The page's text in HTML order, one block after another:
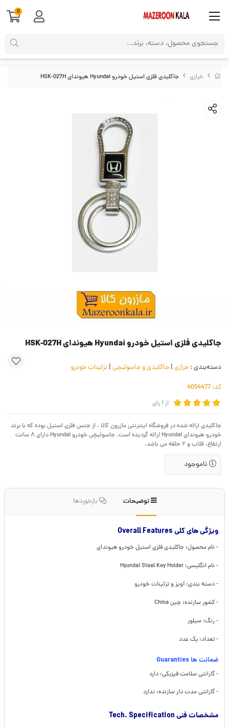
خرازی جاکلیدی فلزی استیل خودرو Hyundai هیوندای HSK-027H
جاکلیدی فلزی استیل خودرو Hyundai هیوندای HSK-027H
دسته‌بندی : خرازی | جاکلیدی و جاسوئیچی | تزئینات خودرو
کد:
از 1رای
جاکلیدی ارائه شده در فروشگاه اینترنتی مازرون کالا ، از جنس فلزی استیل بوده که با برند
خودرو هیوندای Hyundai ارائه گردیده است. جاسوئیچی خودرو Hyundai دارای ۸ سانت
ارتفاع، قلاب و ۲ حلقه می باشد.
ناموجود
توضیحات بازخوردها
ویژگی های کلی Overall Features
- نام محصول: جاکلیدی فلزی استیل خودرو هیوندای
- نام انگلیسی: Hyundai Steel Key Holder
- دسته بندی: آویز و تزئینات خودرو
- کشور سازنده: چین China
- رنگ: سیلور
- تعداد: یک عدد
ضمانت ها Guaranties
- گارانتی سلامت فیزیکی: دارد
- گارانتی مدت دار سازنده: ندارد
مشخصات فنی Tech. Specification
0